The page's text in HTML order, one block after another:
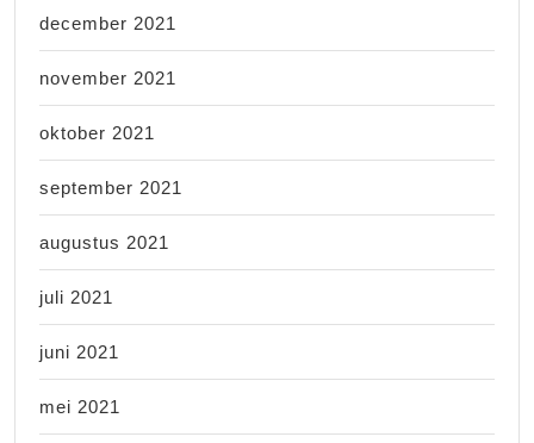
december 2021
november 2021
oktober 2021
september 2021
augustus 2021
juli 2021
juni 2021
mei 2021